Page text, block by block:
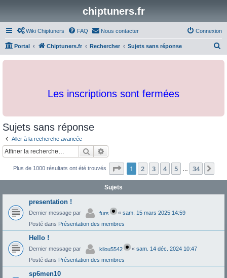
chiptuners.fr
Wiki Chiptuners FAQ Nous contacter Connexion
Portal Chiptuners.fr Rechercher Sujets sans réponse
c
Les inscriptions sont fermées
Sujets sans réponse
Aller à la recherche avancée
Rechercher
Plus de 1000 résultats ont été trouvés Page 1sur34
1 2 3 4 5 34
Sujets
presentation !
Dernier message par furs « sam. 15 mars 2025 14:59
Posté dans Présentation des membres
Hello !
Dernier message par kilou5542 « sam. 14 déc. 2024 10:47
Posté dans Présentation des membres
sp6men10